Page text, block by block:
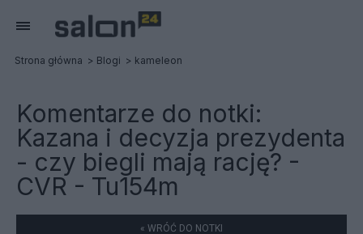
Strona główna Blogi kameleon
Komentarze do notki:
Kazana i decyzja prezydenta
- czy biegli mają rację? -
CVR - Tu154m
« WRÓĆ DO NOTKI